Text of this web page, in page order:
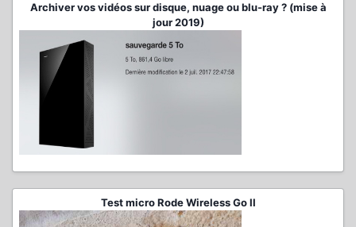
Archiver vos vidéos sur disque, nuage ou blu-ray ? (mise à
jour 2019)
Test micro Rode Wireless Go II